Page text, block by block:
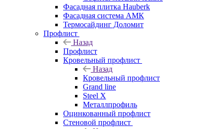
Фасадная плитка Hauberk
Фасадная система АМК
Термосайдинг Доломит
Профлист
Назад
Профлист
Кровельный профлист
Назад
Кровельный профлист
Grand line
Steel X
Металлпрофиль
Оцинкованный профлист
Стеновой профлист